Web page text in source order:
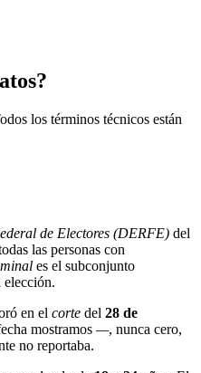
los términos técnicos están
de Electores (DERFE) del
las personas con
es el subconjunto
elección.
en el corte del 28 de
mostramos —, nunca cero,
no reportaba.